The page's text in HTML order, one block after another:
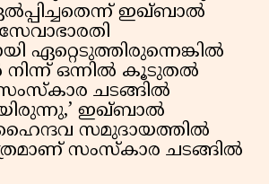
ഇഖ്ബാൽ
ഏറ്റെടുത്തിരുന്നെങ്കിൽ
ഒന്നിൽ കൂടുതൽ
ചടങ്ങിൽ
ഇഖ്ബാൽ
ഹൈന്ദവ സമുദായത്തിൽ
സംസ്കാര ചടങ്ങിൽ